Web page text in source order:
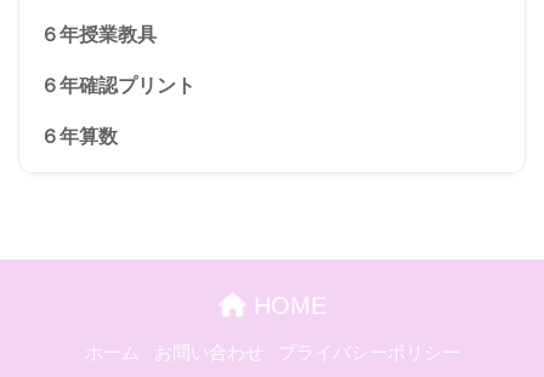
６年授業教具
６年確認プリント
６年算数
HOME
ホーム お問い合わせ プライバシーポリシー